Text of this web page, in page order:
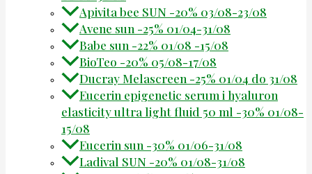
Apivita bee SUN -20% 03/08-23/08
Avene sun -25% 01/04-31/08
Babe sun -22% 01/08 -15/08
BioTeo -20% 05/08-17/08
Ducray Melascreen -25% 01/04 do 31/08
Eucerin epigenetic serum i hyaluron
elasticity ultra light fluid 50 ml -30% 01/08-
15/08
Eucerin sun -30% 01/06-31/08
Ladival SUN -20% 01/08-31/08